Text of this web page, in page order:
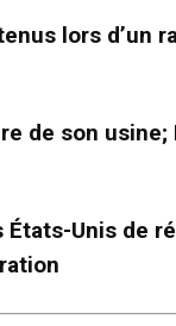
lors d’un
de son
États-Unis de